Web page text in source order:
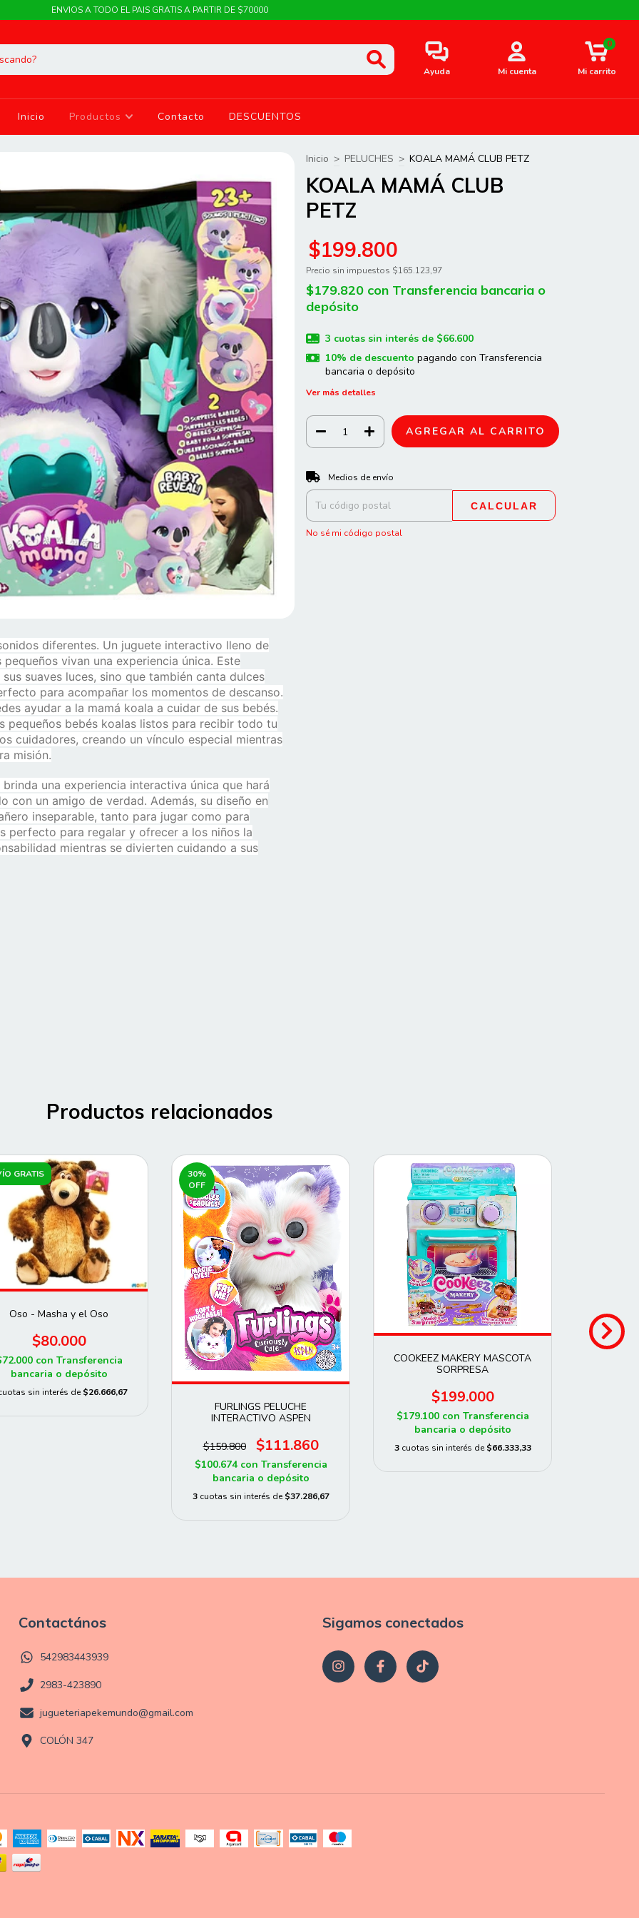
ENVIOS A TODO EL PAIS GRATIS A PARTIR DE $70000
Ayuda Mi cuenta Mi carrito
0
Inicio Productos Contacto DESCUENTOS
diferentes. Un juguete interactivo lleno de
vivan una experiencia única. Este
suaves luces, sino que también canta dulces
para acompañar los momentos de descanso.
ayudar a la mamá koala a cuidar de sus bebés.
pequeños bebés koalas listos para recibir todo tu
cuidadores, creando un vínculo especial mientras
misión.
una experiencia interactiva única que hará
con un amigo de verdad. Además, su diseño en
inseparable, tanto para jugar como para
perfecto para regalar y ofrecer a los niños la
mientras se divierten cuidando a sus
Inicio > PELUCHES > KOALA MAMÁ CLUB PETZ
KOALA MAMÁ CLUB
PETZ
$199.800
Precio sin impuestos $165.123,97
$179.820 con Transferencia bancaria o
depósito
3 cuotas sin interés de $66.600
10% de descuento pagando con Transferencia
bancaria o depósito
Ver más detalles
Entregas para el CP:
Medios de envío
CALCULAR
No sé mi código postal
Productos relacionados
GRATIS
Oso - Masha y el Oso
$80.000
con Transferencia
bancaria o depósito
sin interés de $26.666,67
30%
OFF
FURLINGS PELUCHE
INTERACTIVO ASPEN
$159.800 $111.860
$100.674 con Transferencia
bancaria o depósito
3 cuotas sin interés de $37.286,67
COOKEEZ MAKERY MASCOTA
SORPRESA
$199.000
$179.100 con Transferencia
bancaria o depósito
3 cuotas sin interés de $66.333,33
Contactános
542983443939
2983-423890
jugueteriapekemundo@gmail.com
COLÓN 347
Sigamos conectados